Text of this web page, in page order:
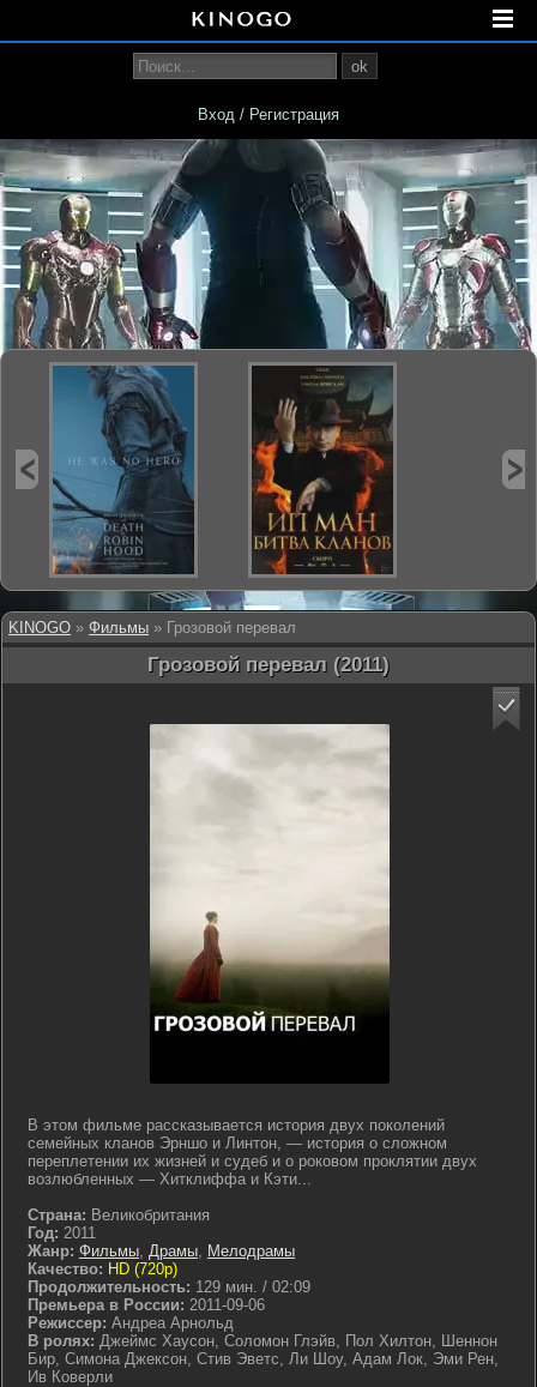
KINOGO » Фильмы » Грозовой перевал
Грозовой перевал (2011)
В этом фильме рассказывается история двух поколений
семейных кланов Эрншо и Линтон, — история о сложном
переплетении их жизней и судеб и о роковом проклятии двух
возлюбленных — Хитклиффа и Кэти...
Страна: Великобритания
Год: 2011
Жанр: Фильмы, Драмы, Мелодрамы
Качество: HD (720p)
Продолжительность: 129 мин. / 02:09
Премьера в России: 2011-09-06
Режиссер: Андреа Арнольд
В ролях: Джеймс Хаусон, Соломон Глэйв, Пол Хилтон, Шеннон
Бир, Симона Джексон, Стив Эветс, Ли Шоу, Адам Лок, Эми Рен,
Ив Коверли
ok
Вход / Регистрация